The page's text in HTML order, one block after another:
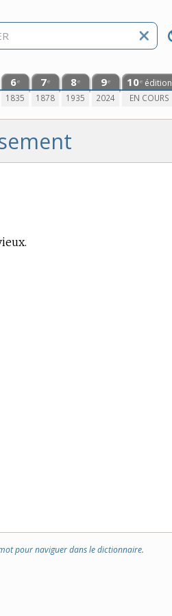
6e
1835
7e
1878
8e
1935
9e
2024
10e édition
EN COURS
pour naviguer dans le dictionnaire.